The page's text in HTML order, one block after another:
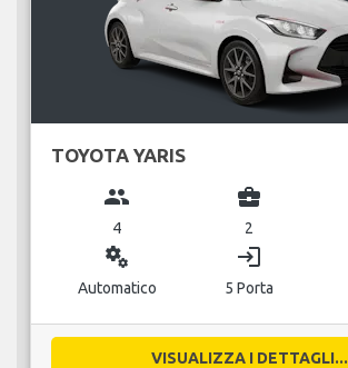
TOYOTA YARIS
group
4
business_center
2
miscellaneous_services
Automatico
login
5 Porta
VISUALIZZA I DETTAGLI...